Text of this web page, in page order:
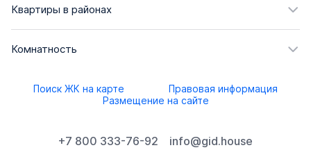
Квартиры в районах
Комнатность
Поиск ЖК на карте
Правовая информация
Размещение на сайте
+7 800 333-76-92 info@gid.house